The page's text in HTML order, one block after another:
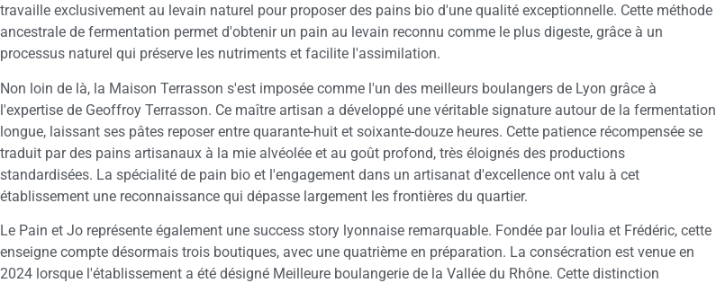
travaille exclusivement au levain naturel pour proposer des pains bio d'une qualité exceptionnelle. Cette méthode
ancestrale de fermentation permet d'obtenir un pain au levain reconnu comme le plus digeste, grâce à un
processus naturel qui préserve les nutriments et facilite l'assimilation.
Non loin de là, la Maison Terrasson s'est imposée comme l'un des meilleurs boulangers de Lyon grâce à
l'expertise de Geoffroy Terrasson. Ce maître artisan a développé une véritable signature autour de la fermentation
longue, laissant ses pâtes reposer entre quarante-huit et soixante-douze heures. Cette patience récompensée se
traduit par des pains artisanaux à la mie alvéolée et au goût profond, très éloignés des productions
standardisées. La spécialité de pain bio et l'engagement dans un artisanat d'excellence ont valu à cet
établissement une reconnaissance qui dépasse largement les frontières du quartier.
Le Pain et Jo représente également une success story lyonnaise remarquable. Fondée par Ioulia et Frédéric, cette
enseigne compte désormais trois boutiques, avec une quatrième en préparation. La consécration est venue en
2024 lorsque l'établissement a été désigné Meilleure boulangerie de la Vallée du Rhône. Cette distinction